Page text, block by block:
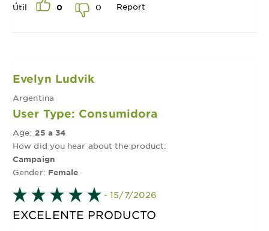
Útil
0 0 Report
Evelyn Ludvik
Argentina
User Type: Consumidora
Age: 25 a 34
How did you hear about the product:
Campaign
Gender: Female
- 15/7/2026
EXCELENTE PRODUCTO